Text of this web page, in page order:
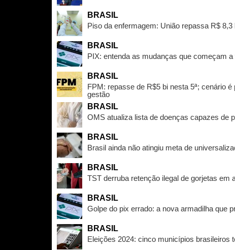
BRASIL
Piso da enfermagem: União repassa R$
BRASIL
PIX: entenda as mudanças que começam
BRASIL
FPM: repasse de R$5 bi nesta 5ª; cenário
gestão
BRASIL
OMS atualiza lista de doenças capazes de
BRASIL
Brasil ainda não atingiu meta de
BRASIL
TST derruba retenção ilegal de gorjetas em
BRASIL
Golpe do pix errado: a nova armadilha que
BRASIL
Eleições 2024: cinco municípios brasileiros